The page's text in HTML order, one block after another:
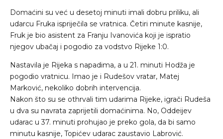
Domaćini su već u desetoj minuti imali dobru priliku, ali
udarcu Fruka ispriječila se vratnica. Četiri minute kasnije,
Fruk je bio asistent za Franju Ivanovića koji je ispratio
njegov ubačaj i pogodio za vodstvo Rijeke 1:0.
Nastavila je Rijeka s napadima, a u 21. minuti Hodža je
pogodio vratnicu. Imao je i Rudešov vratar, Matej
Marković, nekoliko dobrih intervencija.
Nakon što su se othrvali tim udarima Rijeke, igrači Rudeša
u dva su navrata zaprijetili domaćinima. No, Oddeijev
udarac u 37. minuti prohujao je preko gola, da bi samo
minutu kasnije, Topićev udarac zaustavio Labrović.